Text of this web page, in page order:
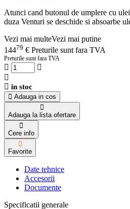
Atunci cand butonul de umplere cu ulei
duza Venturi se deschide si absoarbe
Vezi mai multeVezi mai putine
14479 € Preturile sunt fara TVA
Preturile sunt fara TVA
in stoc
Adauga in cos
Adauga la lista ofertare
Cere info
Favorite
Date tehnice
Accesorii
Documente
Specificatii generale